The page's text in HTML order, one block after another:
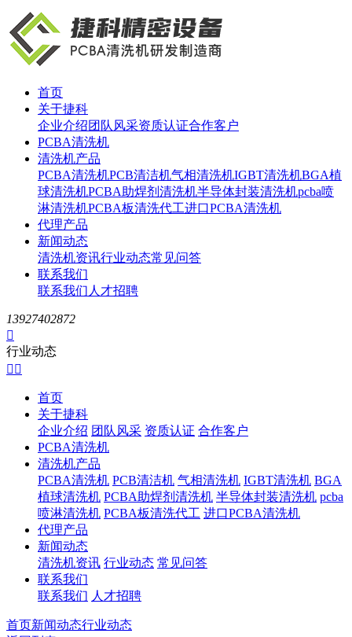
首页
关于捷科
企业介绍团队风采资质认证合作客户
PCBA清洗机
清洗机产品
PCBA清洗机PCB清洁机气相清洗机IGBT清洗机BGA植
球清洗机PCBA助焊剂清洗机半导体封装清洗机pcba喷
淋清洗机PCBA板清洗代工进口PCBA清洗机
代理产品
新闻动态
清洗机资讯行业动态常见问答
联系我们
联系我们 人才招聘
13927402872

行业动态
 
首页
关于捷科
企业介绍 团队风采 资质认证 合作客户
PCBA清洗机
清洗机产品
PCBA清洗机 PCB清洁机 气相清洗机 IGBT清洗机 BGA
植球清洗机 PCBA助焊剂清洗机 半导体封装清洗机 pcba
喷淋清洗机 PCBA板清洗代工 进口PCBA清洗机
代理产品
新闻动态
清洗机资讯 行业动态 常见问答
联系我们
联系我们 人才招聘
首页新闻动态行业动态